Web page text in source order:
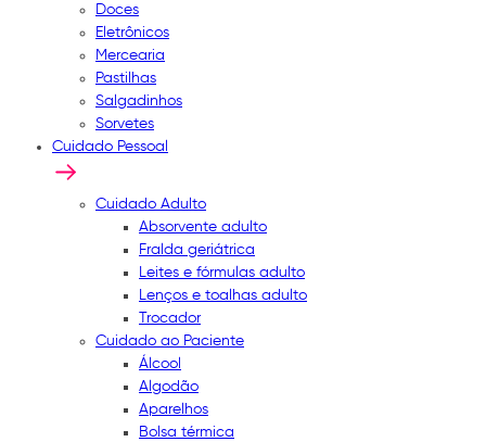
Doces
Eletrônicos
Mercearia
Pastilhas
Salgadinhos
Sorvetes
Cuidado Pessoal
Cuidado Adulto
Absorvente adulto
Fralda geriátrica
Leites e fórmulas adulto
Lenços e toalhas adulto
Trocador
Cuidado ao Paciente
Álcool
Algodão
Aparelhos
Bolsa térmica